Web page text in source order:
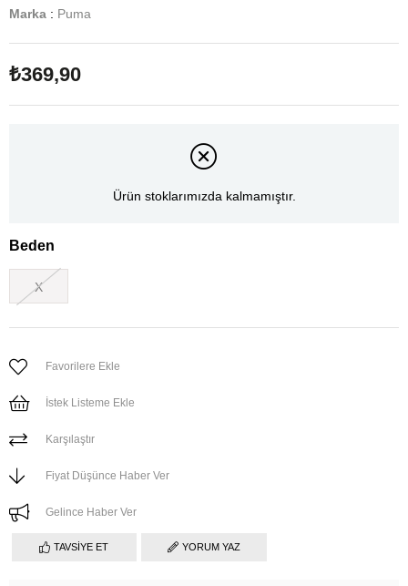
Marka : Puma
₺369,90
Ürün stoklarımızda kalmamıştır.
Beden
X
Favorilere Ekle
İstek Listeme Ekle
Karşılaştır
Fiyat Düşünce Haber Ver
Gelince Haber Ver
TAVSIYE ET YORUM YAZ